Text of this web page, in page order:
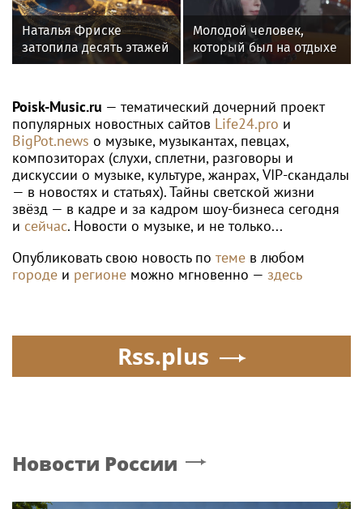
Наталья Фриске
затопила десять этажей
в Москве, соседи
Молодой человек,
который был на отдыхе
с Агузаровой, опроверг
Poisk-Music.ru — тематический дочерний проект
популярных новостных сайтов Life24.pro и
BigPot.news о музыке, музыкантах, певцах,
композиторах (слухи, сплетни, разговоры и
дискуссии о музыке, культуре, жанрах, VIP-скандалы
— в новостях и статьях). Тайны светской жизни
звёзд — в кадре и за кадром шоу-бизнеса сегодня
и сейчас. Новости о музыке, и не только...
Опубликовать свою новость по теме в любом
городе и регионе можно мгновенно — здесь
Rss.plus
Новости России